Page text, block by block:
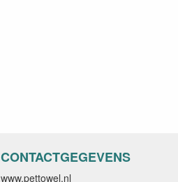
CONTACTGEGEVENS
www.pettowel.nl